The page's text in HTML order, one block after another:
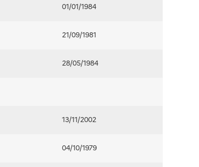
01/01/1984
21/09/1981
28/05/1984
13/11/2002
04/10/1979